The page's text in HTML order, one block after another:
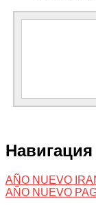
AÑO NUEVO
AÑO NUEVO